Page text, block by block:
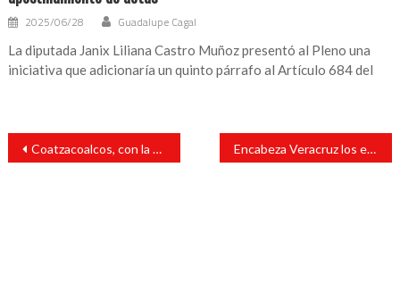
2025/06/28 Guadalupe Cagal
La diputada Janix Liliana Castro Muñoz presentó al Pleno una
iniciativa que adicionaría un quinto párrafo al Artículo 684 del
Navegación
entradas
Coatzacoalcos, con la más alta percepción de inseguridad en el país: INEGI Encabeza Veracruz los estados con más secuestros en el país